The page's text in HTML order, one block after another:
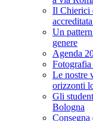
Il Chierici
Un
genere
Agenda
Le nostre
orizzonti
Gli
Bologna